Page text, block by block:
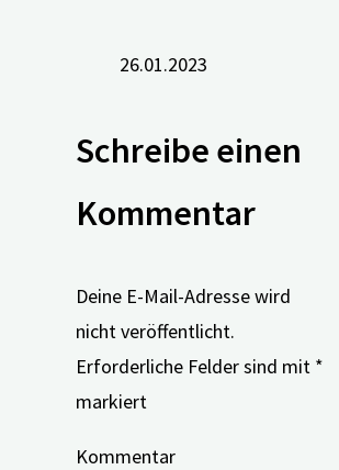
26.01.2023
Schreibe einen
Kommentar
Deine E-Mail-Adresse wird
nicht veröffentlicht.
Erforderliche Felder sind mit *
markiert
Kommentar